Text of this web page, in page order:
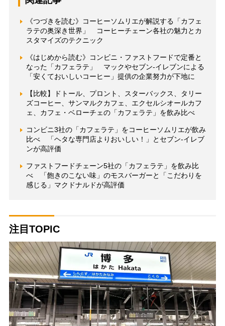
《つづきを読む》コーヒーソムリエが解説する「カフェ
ラテの奥深き世界」 コーヒーチェーン各社の魅力とカ
スタマイズのテクニック
《はじめから読む》コンビニ・ファストフードで定番と
なった「カフェラテ」 マックやセブン-イレブンによる
「安くておいしいコーヒー」提供の企業努力が下地に
【比較】ドトール、プロント、スターバックス、タリー
ズコーヒー、サンマルクカフェ、エクセルシオールカフ
ェ、カフェ・ベローチェの「カフェラテ」を飲み比べ
コンビニ3社の「カフェラテ」をコーヒーソムリエが飲み
比べ 「ヘタな専門店よりおいしい！」とセブン-イレブ
ンが高評価
ファストフードチェーン5社の「カフェラテ」を飲み比
べ 「飽きのこない味」のモスバーガーと「こだわりを
感じる」マクドナルドが高評価
注目TOPIC